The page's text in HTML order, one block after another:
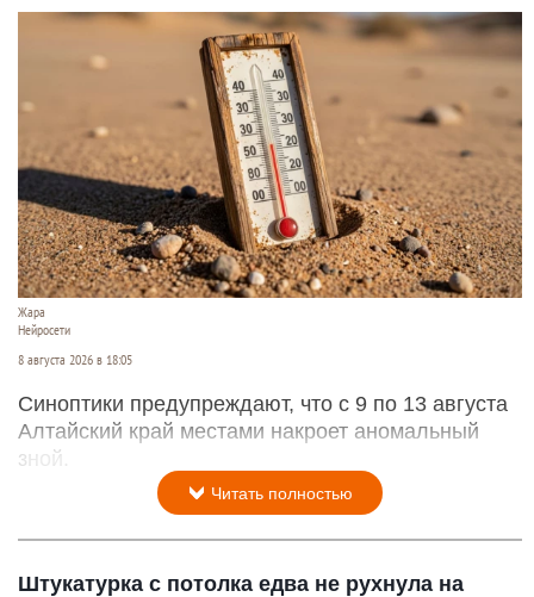
Жара
Нейросети
8 августа 2026 в 18:05
Синоптики предупреждают, что с 9 по 13 августа
Алтайский край местами накроет аномальный
зной.
Читать полностью
Штукатурка с потолка едва не рухнула на